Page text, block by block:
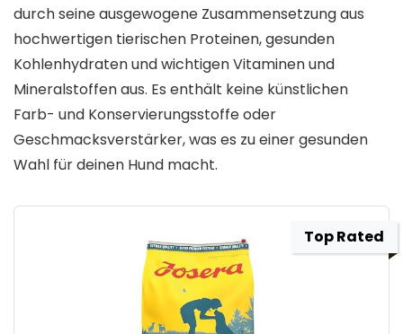
durch seine ausgewogene Zusammensetzung aus
hochwertigen tierischen Proteinen, gesunden
Kohlenhydraten und wichtigen Vitaminen und
Mineralstoffen aus. Es enthält keine künstlichen
Farb- und Konservierungsstoffe oder
Geschmacksverstärker, was es zu einer gesunden
Wahl für deinen Hund macht.
Top Rated